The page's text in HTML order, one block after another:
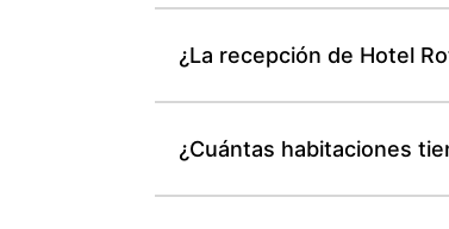
¿La recepción de Hotel
¿Cuántas habitaciones